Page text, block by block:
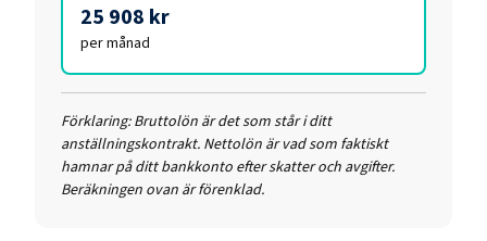
25 908 kr
per månad
Förklaring: Bruttolön är det som står i ditt
anställningskontrakt. Nettolön är vad som faktiskt
hamnar på ditt bankkonto efter skatter och avgifter.
Beräkningen ovan är förenklad.